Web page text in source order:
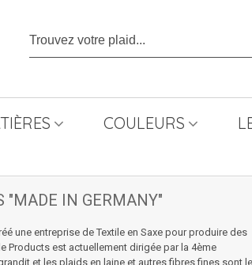
COULEURS
"MADE IN GERMANY"
une entreprise de Textile en Saxe pour produire des
Products est actuellement dirigée par la 4ème
et les plaids en laine et autres fibres fines sont